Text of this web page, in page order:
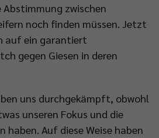
Abstimmung zwischen
noch finden müssen. Jetzt
auf ein garantiert
gegen Giesen in deren
uns durchgekämpft, obwohl
unseren Fokus und die
haben. Auf diese Weise haben